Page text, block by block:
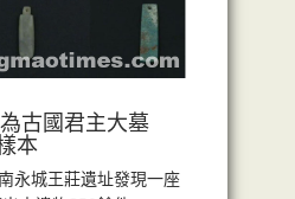
古國君主大墓
本
永城王莊遺址發現一座